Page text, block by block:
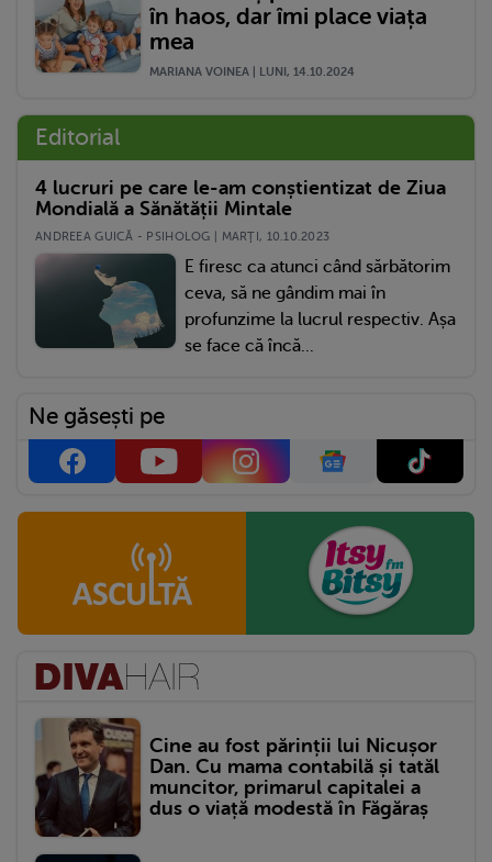
în haos, dar îmi place viața
mea
MARIANA VOINEA | LUNI, 14.10.2024
Editorial
4 lucruri pe care le-am conștientizat de Ziua
Mondială a Sănătății Mintale
ANDREEA GUICĂ - PSIHOLOG | MARŢI, 10.10.2023
E firesc ca atunci când sărbătorim
ceva, să ne gândim mai în
profunzime la lucrul respectiv. Așa
se face că încă...
Ne găsești pe
Cine au fost părinții lui Nicușor
Dan. Cu mama contabilă și tatăl
muncitor, primarul capitalei a
dus o viață modestă în Făgăraș